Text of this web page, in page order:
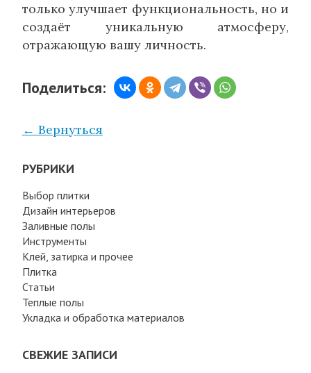
только улучшает функциональность, но и
создаёт уникальную атмосферу,
отражающую вашу личность.
Поделиться:
← Вернуться
РУБРИКИ
Выбор плитки
Дизайн интерьеров
Заливные полы
Инструменты
Клей, затирка и прочее
Плитка
Статьи
Теплые полы
Укладка и обработка материалов
СВЕЖИЕ ЗАПИСИ